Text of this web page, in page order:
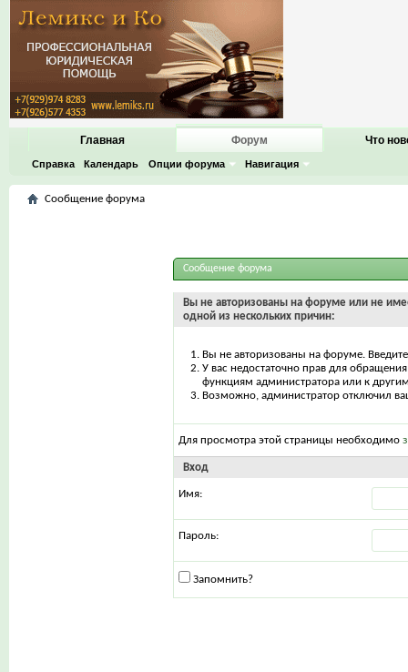
Главная Форум
Справка Календарь Опции форума Навигация
Что
Сообщение форума
Сообщение форума
Вы не авторизованы на форуме или не
одной из нескольких причин:
Вы не авторизованы на форуме.
У вас недостаточно прав для
функциям администратора или к
Возможно, администратор отключил
Для просмотра этой страницы необходимо
Вход
Имя:
Пароль:
Запомнить?